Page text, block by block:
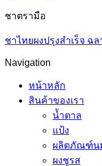
ชาตรามือ
ชาไทยผงปรุงสำเร็จ ฉ
Navigation
หน้าหลัก
สินค้าของเรา
น้ำตาล
แป้ง
ผลิตภัณฑ์น
ผงชูรส